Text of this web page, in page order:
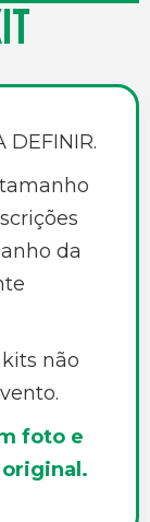
DEFINIR.
da
não
foto e